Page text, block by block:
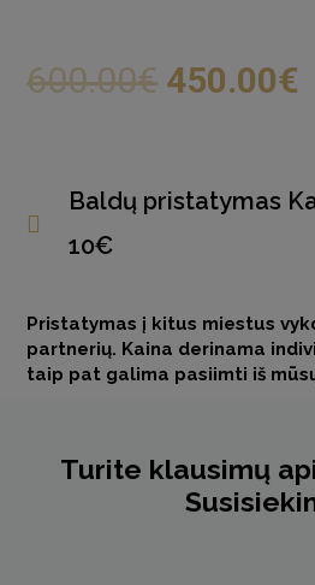
600.00€ 450.00€
Baldų pristatymas
10€
Pristatymas į kitus miestus
partnerių. Kaina derinama
taip pat galima pasiimti iš
Turite klausimų